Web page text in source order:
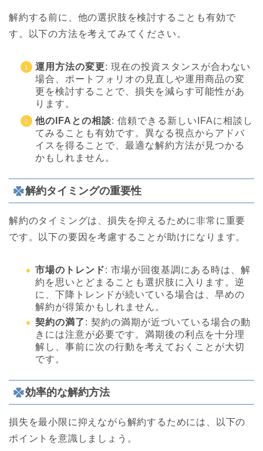
解約する前に、他の選択肢を検討することも有効で
す。以下の方法を考えてみてください。
運用方法の変更: 現在の投資スタンスが合わない
場合、ポートフォリオの見直しや運用商品の変
更を検討することで、損失を減らす可能性があ
ります。
他のIFAとの相談: 信頼できる新しいIFAに相談し
てみることも有効です。異なる視点からアドバ
イスを得ることで、最適な解約方法が見つかる
かもしれません。
解約タイミングの重要性
解約のタイミングは、損失を抑えるために非常に重要
です。以下の要因を考慮することが助けになります。
市場のトレンド: 市場が回復基調にある時は、解
約を思いとどまることも選択肢に入ります。逆
に、下降トレンドが続いている場合は、早めの
解約が得策かもしれません。
契約の満了: 契約の満期が近づいている場合の動
きには注意が必要です。満期後の利点を十分理
解し、事前に次の行動を考えておくことが大切
です。
効率的な解約方法
損失を最小限に抑えながら解約するためには、以下の
ポイントを意識しましょう。